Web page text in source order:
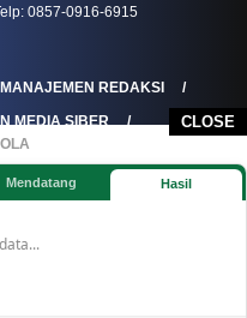
CLOSE
Mendatang Hasil
0857-0916-6915
MANAJEMEN REDAKSI
MEDIA SIBER
RAMAH ANAK
IKLAN / ADVERTORIAL